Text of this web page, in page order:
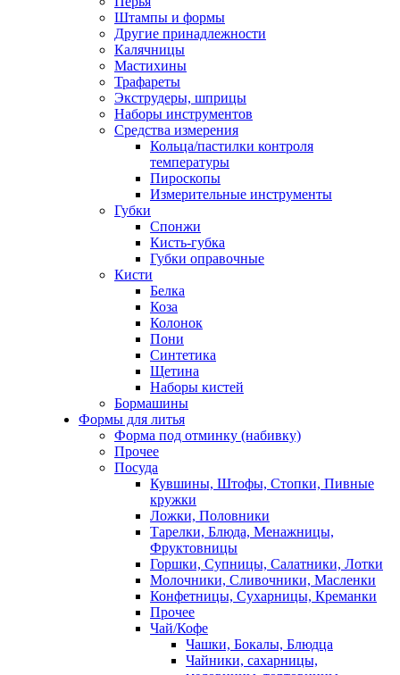
Штампы и формы
Другие принадлежности
Калячницы
Мастихины
Трафареты
Экструдеры, шприцы
Наборы инструментов
Средства измерения
Кольца/пастилки контроля
температуры
Пироскопы
Измерительные инструменты
Губки
Спонжи
Кисть-губка
Губки оправочные
Кисти
Белка
Коза
Колонок
Пони
Синтетика
Щетина
Наборы кистей
Бормашины
Формы для литья
Форма под отминку (набивку)
Прочее
Посуда
Кувшины, Штофы, Стопки, Пивные
кружки
Ложки, Половники
Тарелки, Блюда, Менажницы,
Фруктовницы
Горшки, Супницы, Салатники, Лотки
Молочники, Сливочники, Масленки
Конфетницы, Сухарницы, Креманки
Прочее
Чай/Кофе
Чашки, Бокалы, Блюдца
Чайники, сахарницы,